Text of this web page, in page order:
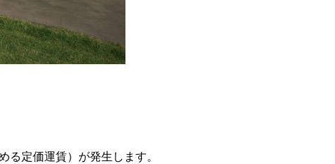
る定価運賃）が発生します。